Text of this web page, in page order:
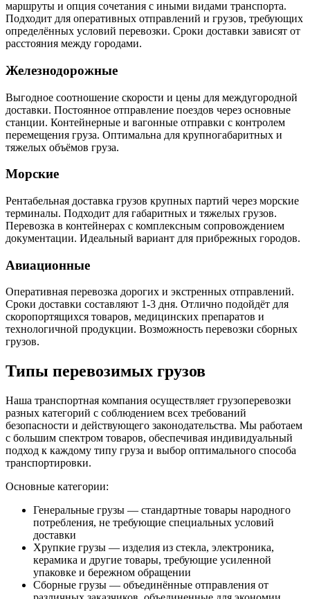
маршруты и опция сочетания с иными видами транспорта.
Подходит для оперативных отправлений и грузов, требующих
определённых условий перевозки. Сроки доставки зависят от
расстояния между городами.
Железнодорожные
Выгодное соотношение скорости и цены для междугородной
доставки. Постоянное отправление поездов через основные
станции. Контейнерные и вагонные отправки с контролем
перемещения груза. Оптимальна для крупногабаритных и
тяжелых объёмов груза.
Морские
Рентабельная доставка грузов крупных партий через морские
терминалы. Подходит для габаритных и тяжелых грузов.
Перевозка в контейнерах с комплексным сопровождением
документации. Идеальный вариант для прибрежных городов.
Авиационные
Оперативная перевозка дорогих и экстренных отправлений.
Сроки доставки составляют 1-3 дня. Отлично подойдёт для
скоропортящихся товаров, медицинских препаратов и
технологичной продукции. Возможность перевозки сборных
грузов.
Типы перевозимых грузов
Наша транспортная компания осуществляет грузоперевозки
разных категорий с соблюдением всех требований
безопасности и действующего законодательства. Мы работаем
с большим спектром товаров, обеспечивая индивидуальный
подход к каждому типу груза и выбор оптимального способа
транспортировки.
Основные категории:
Генеральные грузы — стандартные товары народного
потребления, не требующие специальных условий
доставки
Хрупкие грузы — изделия из стекла, электроника,
керамика и другие товары, требующие усиленной
упаковке и бережном обращении
Сборные грузы — объединённые отправления от